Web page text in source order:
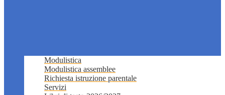
Modulistica
Modulistica assemblee
Richiesta istruzione parentale
Servizi